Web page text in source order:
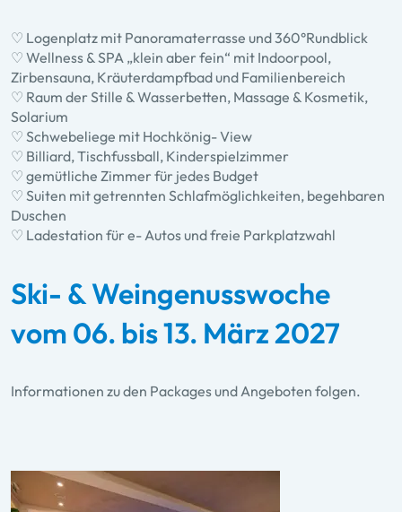
♡ Logenplatz mit Panoramaterrasse und 360°Rundblick
♡ Wellness & SPA „klein aber fein“ mit Indoorpool,
Zirbensauna, Kräuterdampfbad und Familienbereich
♡ Raum der Stille & Wasserbetten, Massage & Kosmetik,
Solarium
♡ Schwebeliege mit Hochkönig- View
♡ Billiard, Tischfussball, Kinderspielzimmer
♡ gemütliche Zimmer für jedes Budget
♡ Suiten mit getrennten Schlafmöglichkeiten, begehbaren
Duschen
♡ Ladestation für e- Autos und freie Parkplatzwahl
Ski- & Weingenusswoche
vom 06. bis 13. März 2027
Informationen zu den Packages und Angeboten folgen.